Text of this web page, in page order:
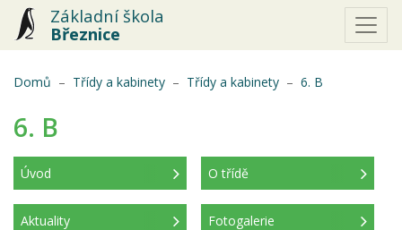
Základní škola
Březnice
Domů Třídy a kabinety Třídy a kabinety 6. B
6. B
Úvod
(aktuální)
O třídě
Aktuality Fotogalerie